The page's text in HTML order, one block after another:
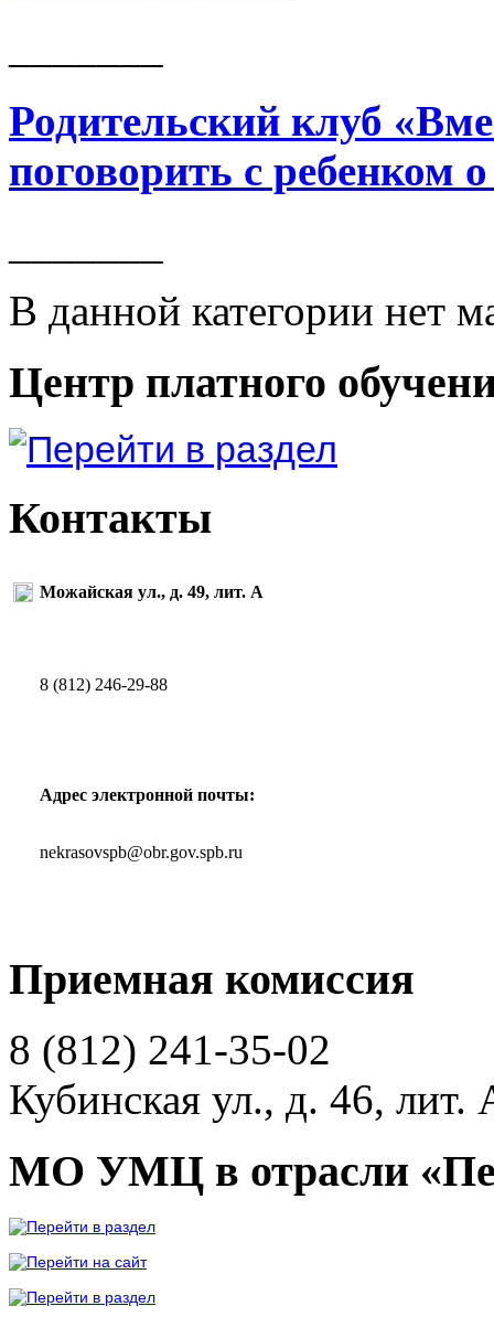
Родительский клуб
поговорить с ребенком
В данной категории нет
Центр платного
Контакты
Можайская ул., д. 49, лит. А
8 (812) 246-29-88
Адрес электронной почты:
nekrasovspb@obr.gov.spb.ru
Приемная комиссия
8 (812) 241-35-02
Кубинская ул., д. 46, лит.
МО УМЦ в отрасли